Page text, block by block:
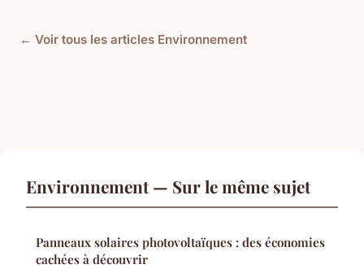
← Voir tous les articles Environnement
Environnement — Sur le même sujet
Panneaux solaires photovoltaïques : des économies
cachées à découvrir